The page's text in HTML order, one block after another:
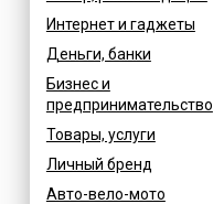
Интернет и гаджеты
Деньги, банки
Бизнес и
предпринимательство
Товары, услуги
Личный бренд
Авто-вело-мото